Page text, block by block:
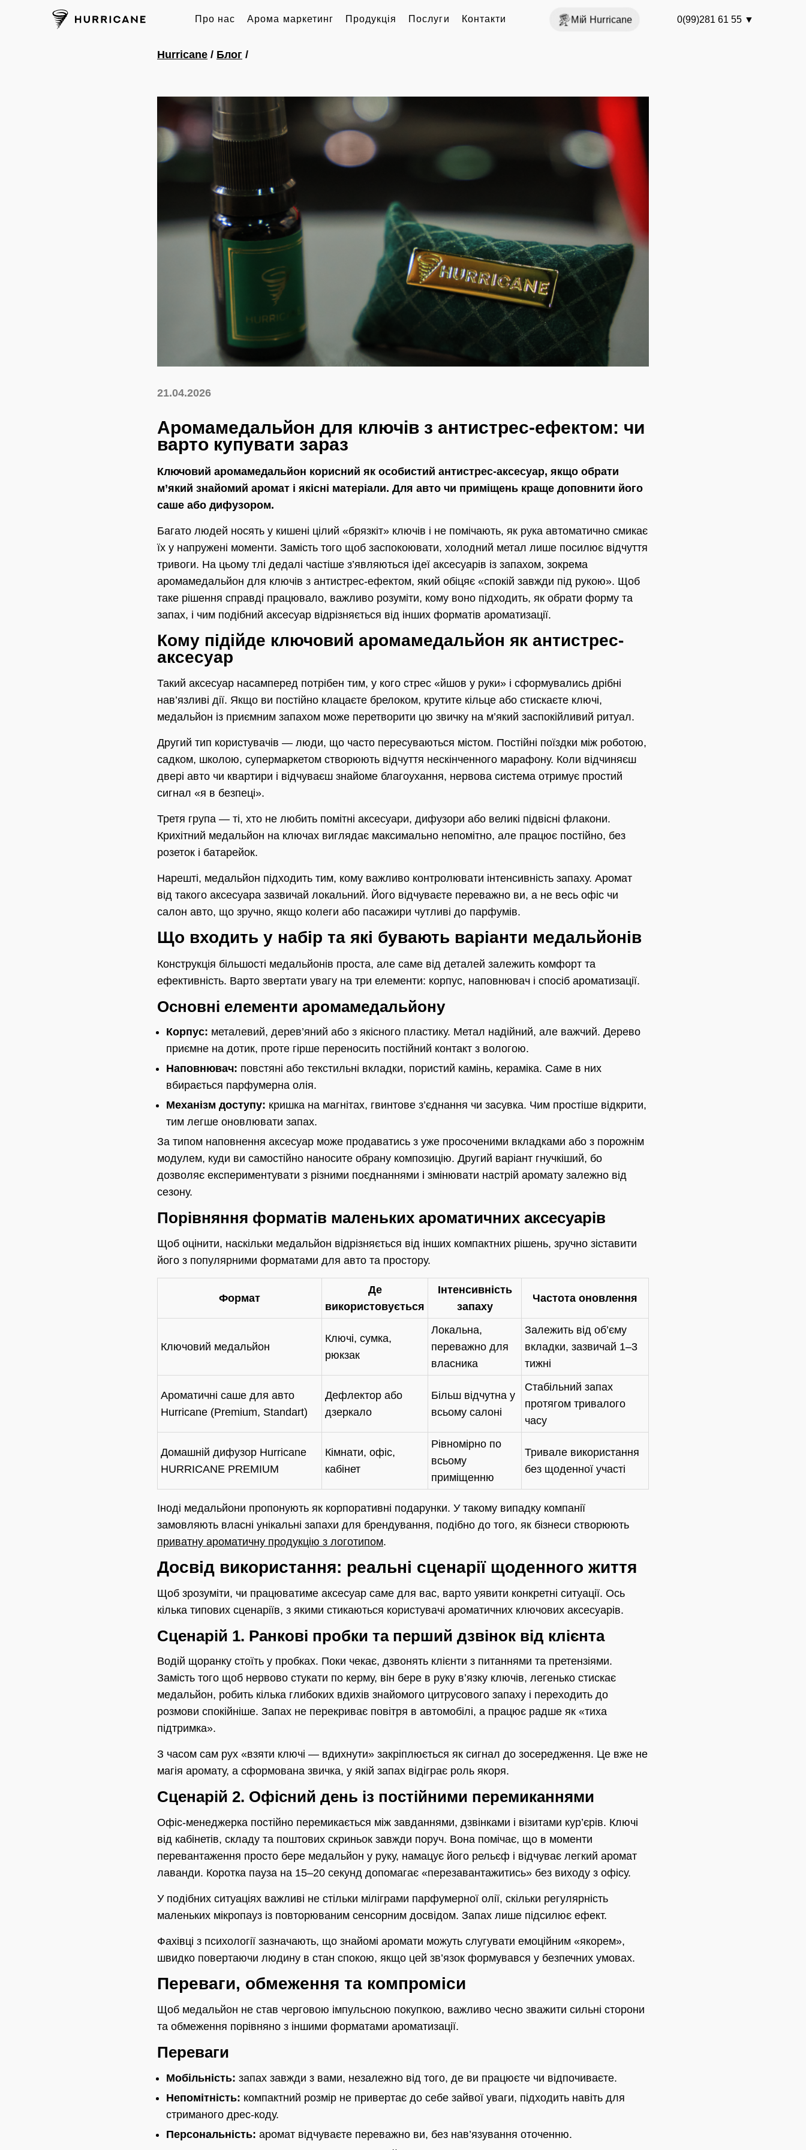
Про нас Арома маркетинг Продукція Послуги Контакти Мій Hurricane 0(99)281 61 55 ▼
Hurricane / Блог /
21.04.2026
Аромамедальйон для ключів з антистрес-ефектом: чи
варто купувати зараз
Ключовий аромамедальйон корисний як особистий антистрес-аксесуар, якщо обрати
м’який знайомий аромат і якісні матеріали. Для авто чи приміщень краще доповнити його
саше або дифузором.
Багато людей носять у кишені цілий «брязкіт» ключів і не помічають, як рука автоматично смикає
їх у напружені моменти. Замість того щоб заспокоювати, холодний метал лише посилює відчуття
тривоги. На цьому тлі дедалі частіше з’являються ідеї аксесуарів із запахом, зокрема
аромамедальйон для ключів з антистрес-ефектом, який обіцяє «спокій завжди під рукою». Щоб
таке рішення справді працювало, важливо розуміти, кому воно підходить, як обрати форму та
запах, і чим подібний аксесуар відрізняється від інших форматів ароматизації.
Кому підійде ключовий аромамедальйон як антистрес-
аксесуар
Такий аксесуар насамперед потрібен тим, у кого стрес «йшов у руки» і сформувались дрібні
нав’язливі дії. Якщо ви постійно клацаєте брелоком, крутите кільце або стискаєте ключі,
медальйон із приємним запахом може перетворити цю звичку на м’який заспокійливий ритуал.
Другий тип користувачів — люди, що часто пересуваються містом. Постійні поїздки між роботою,
садком, школою, супермаркетом створюють відчуття нескінченного марафону. Коли відчиняєш
двері авто чи квартири і відчуваєш знайоме благоухання, нервова система отримує простий
сигнал «я в безпеці».
Третя група — ті, хто не любить помітні аксесуари, дифузори або великі підвісні флакони.
Крихітний медальйон на ключах виглядає максимально непомітно, але працює постійно, без
розеток і батарейок.
Нарешті, медальйон підходить тим, кому важливо контролювати інтенсивність запаху. Аромат
від такого аксесуара зазвичай локальний. Його відчуваєте переважно ви, а не весь офіс чи
салон авто, що зручно, якщо колеги або пасажири чутливі до парфумів.
Що входить у набір та які бувають варіанти медальйонів
Конструкція більшості медальйонів проста, але саме від деталей залежить комфорт та
ефективність. Варто звертати увагу на три елементи: корпус, наповнювач і спосіб ароматизації.
Основні елементи аромамедальйону
Корпус: металевий, дерев’яний або з якісного пластику. Метал надійний, але важчий. Дерево
приємне на дотик, проте гірше переносить постійний контакт з вологою.
Наповнювач: повстяні або текстильні вкладки, пористий камінь, кераміка. Саме в них
вбирається парфумерна олія.
Механізм доступу: кришка на магнітах, гвинтове з’єднання чи засувка. Чим простіше відкрити,
тим легше оновлювати запах.
За типом наповнення аксесуар може продаватись з уже просоченими вкладками або з порожнім
модулем, куди ви самостійно наносите обрану композицію. Другий варіант гнучкіший, бо
дозволяє експериментувати з різними поєднаннями і змінювати настрій аромату залежно від
сезону.
Порівняння форматів маленьких ароматичних аксесуарів
Щоб оцінити, наскільки медальйон відрізняється від інших компактних рішень, зручно зіставити
його з популярними форматами для авто та простору.
Формат
Де
використовується
Інтенсивність
запаху
Частота оновлення
Ключовий медальйон
Ключі, сумка,
рюкзак
Локальна,
переважно для
власника
Залежить від об’єму
вкладки, зазвичай 1–3
тижні
Ароматичні саше для авто
Hurricane (Premium, Standart)
Дефлектор або
дзеркало
Більш відчутна у
всьому салоні
Стабільний запах
протягом тривалого
часу
Домашній дифузор Hurricane
HURRICANE PREMIUM
Кімнати, офіс,
кабінет
Рівномірно по
всьому
приміщенню
Тривале використання
без щоденної участі
Іноді медальйони пропонують як корпоративні подарунки. У такому випадку компанії
замовляють власні унікальні запахи для брендування, подібно до того, як бізнеси створюють
приватну ароматичну продукцію з логотипом.
Досвід використання: реальні сценарії щоденного життя
Щоб зрозуміти, чи працюватиме аксесуар саме для вас, варто уявити конкретні ситуації. Ось
кілька типових сценаріїв, з якими стикаються користувачі ароматичних ключових аксесуарів.
Сценарій 1. Ранкові пробки та перший дзвінок від клієнта
Водій щоранку стоїть у пробках. Поки чекає, дзвонять клієнти з питаннями та претензіями.
Замість того щоб нервово стукати по керму, він бере в руку в’язку ключів, легенько стискає
медальйон, робить кілька глибоких вдихів знайомого цитрусового запаху і переходить до
розмови спокійніше. Запах не перекриває повітря в автомобілі, а працює радше як «тиха
підтримка».
З часом сам рух «взяти ключі — вдихнути» закріплюється як сигнал до зосередження. Це вже не
магія аромату, а сформована звичка, у якій запах відіграє роль якоря.
Сценарій 2. Офісний день із постійними перемиканнями
Офіс-менеджерка постійно перемикається між завданнями, дзвінками і візитами кур’єрів. Ключі
від кабінетів, складу та поштових скриньок завжди поруч. Вона помічає, що в моменти
перевантаження просто бере медальйон у руку, намацує його рельєф і відчуває легкий аромат
лаванди. Коротка пауза на 15–20 секунд допомагає «перезавантажитись» без виходу з офісу.
У подібних ситуаціях важливі не стільки міліграми парфумерної олії, скільки регулярність
маленьких мікропауз із повторюваним сенсорним досвідом. Запах лише підсилює ефект.
Фахівці з психології зазначають, що знайомі аромати можуть слугувати емоційним «якорем»,
швидко повертаючи людину в стан спокою, якщо цей зв’язок формувався у безпечних умовах.
Переваги, обмеження та компроміси
Щоб медальйон не став черговою імпульсною покупкою, важливо чесно зважити сильні сторони
та обмеження порівняно з іншими форматами ароматизації.
Переваги
Мобільність: запах завжди з вами, незалежно від того, де ви працюєте чи відпочиваєте.
Непомітність: компактний розмір не привертає до себе зайвої уваги, підходить навіть для
стриманого дрес-коду.
Персональність: аромат відчуваєте переважно ви, без нав’язування оточенню.